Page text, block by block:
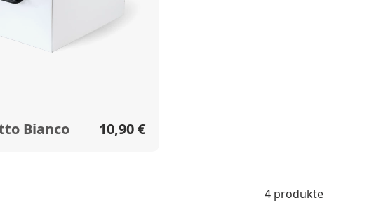
Bianco 10,90 €
4 produkte